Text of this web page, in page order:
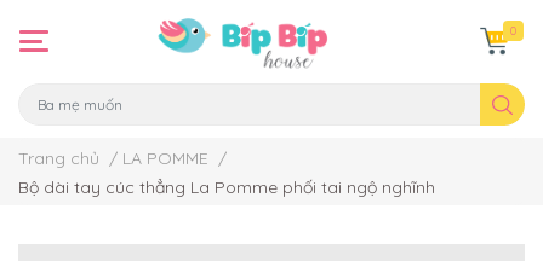
0
Trang chủ / LA POMME /
Bộ dài tay cúc thẳng La Pomme phối tai ngộ nghĩnh